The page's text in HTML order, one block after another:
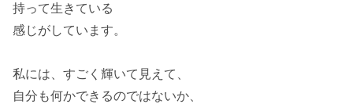
持って生きている
感じがしています。
私には、すごく輝いて見えて、
自分も何かできるのではないか、